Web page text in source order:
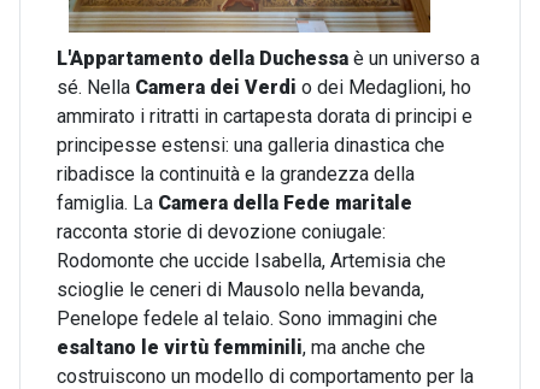
L'Appartamento della Duchessa è un universo a
sé. Nella Camera dei Verdi o dei Medaglioni, ho
ammirato i ritratti in cartapesta dorata di principi e
principesse estensi: una galleria dinastica che
ribadisce la continuità e la grandezza della
famiglia. La Camera della Fede maritale
racconta storie di devozione coniugale:
Rodomonte che uccide Isabella, Artemisia che
scioglie le ceneri di Mausolo nella bevanda,
Penelope fedele al telaio. Sono immagini che
esaltano le virtù femminili, ma anche che
costruiscono un modello di comportamento per la